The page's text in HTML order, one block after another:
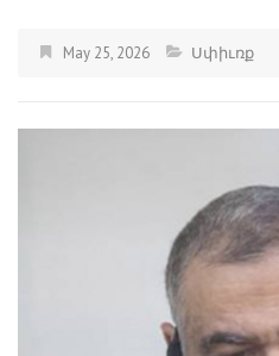
May 25, 2026 Սփիւռք